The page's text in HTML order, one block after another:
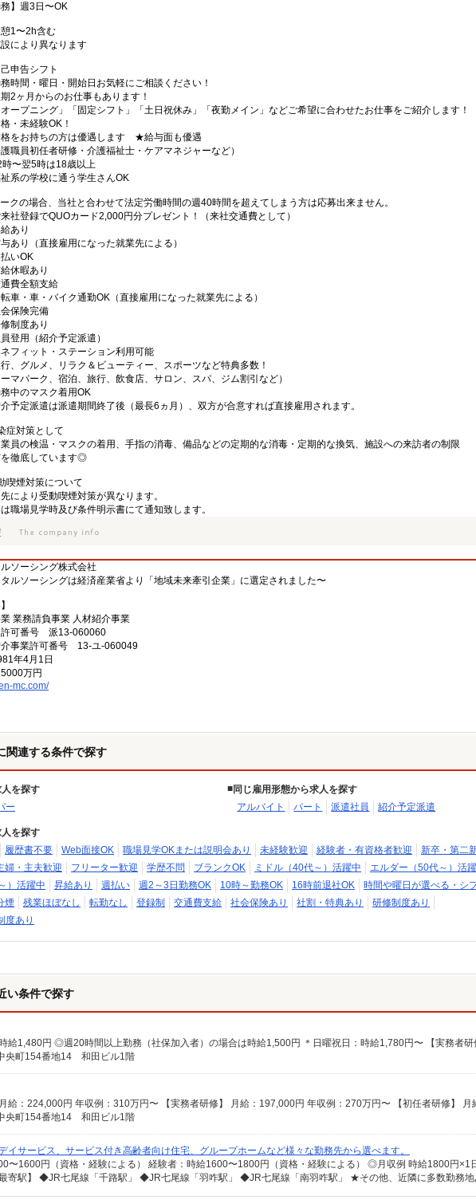
務】週3日〜OK
1〜2h含む
により異なります
申告シフト
時間・曜日・開始日お気軽にご相談ください！
2ヶ月からのお仕事もあります！
ープニング」「固定シフト」「土日祝休み」「夜勤メイン」などご希望に合わせたお仕事をご紹介します！
・未経験OK！
をお持ちの方は優遇します ★給与面も優遇
護職員初任者研修・介護福祉士・ケアマネジャーなど）
〜翌5時は18歳以上
系の学校に通う学生さんOK
クの場合、当社と合わせて法定労働時間の週40時間を超えてしまう方は応募出来ません。
社登録でQUOカード2,000円分プレゼント！（来社交通費として）
あり
あり（直接雇用になった就業先による）
いOK
休暇あり
費全額支給
車・車・バイク通勤OK（直接雇用になった就業先による）
保険完備
制度あり
登用（紹介予定派遣）
フィット・ステーション利用可能
、グルメ、リラク＆ビューティー、スポーツなど特典多数！
ーマパーク、宿泊、旅行、飲食店、サロン、スパ、ジム割引など）
中のマスク着用OK
予定派遣は派遣期間終了後（最長6ヵ月）、双方が合意すれば直接雇用されます。
症対策として
員の検温・マスクの着用、手指の消毒、備品などの定期的な消毒・定期的な換気、施設への来訪者の制限
徹底しています◎
喫煙対策について
により受動喫煙対策が異なります。
職場見学時及び条件明示書にて通知致します。
ソーシング株式会社
ルソーシングは経済産業省より「地域未来牽引企業」に選定されました〜
業務請負事業 人材紹介事業
許可番号 派13-060060
介事業許可番号 13-ユ-060049
年4月1日
5000万円
mc.com/
関連する条件で探す
を探す
ー
同じ雇用形態から求人を探す
アルバイト
パート 派遣社員 紹介予定派遣
を探す
履歴書不要 Web面接OK 職場見学OKまたは説明会あり 未経験歓迎 経験者・有資格者歓迎
新卒・第二
婦・主夫歓迎 フリーター歓迎 学歴不問 ブランクOK ミドル（40代～）活躍中
エルダー（50代～）活
）活躍中
昇給あり 週払い 週2～3日勤務OK 10時～勤務OK 16時前退社OK
時間や曜日が選べる・シ
煙 残業ほぼなし 転勤なし 登録制 交通費支給 社会保険あり 社割・特典あり
研修制度あり
度あり
い条件で探す
央町154番地14 和田ビル1階
央町154番地14 和田ビル1階
イサービス、サービス付き高齢者向け住宅、グループホームなど様々な勤務先から選べます。